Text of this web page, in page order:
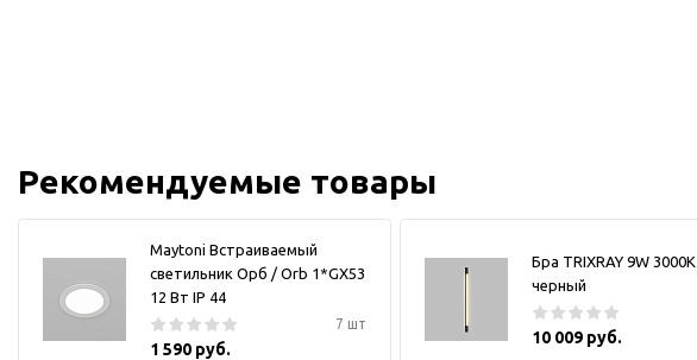
Рекомендуемые товары
Maytoni Встраиваемый
светильник Орб / Orb 1*GX53
12 Вт IP 44
7 шт
1 590 руб.
Бра TRIXRAY 9W 3000К
черный
10 009 руб.